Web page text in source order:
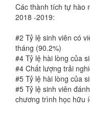
Các thành tích tự hào
2018 -2019:
#2 Tỷ lệ sinh viên có
tháng (90.2%)
#4 Tỷ lệ hài lòng của
#4 Chất lượng trải
#5 Tỷ lệ hài lòng của
#5 Tỷ lệ sinh viên
chương trình học hữu